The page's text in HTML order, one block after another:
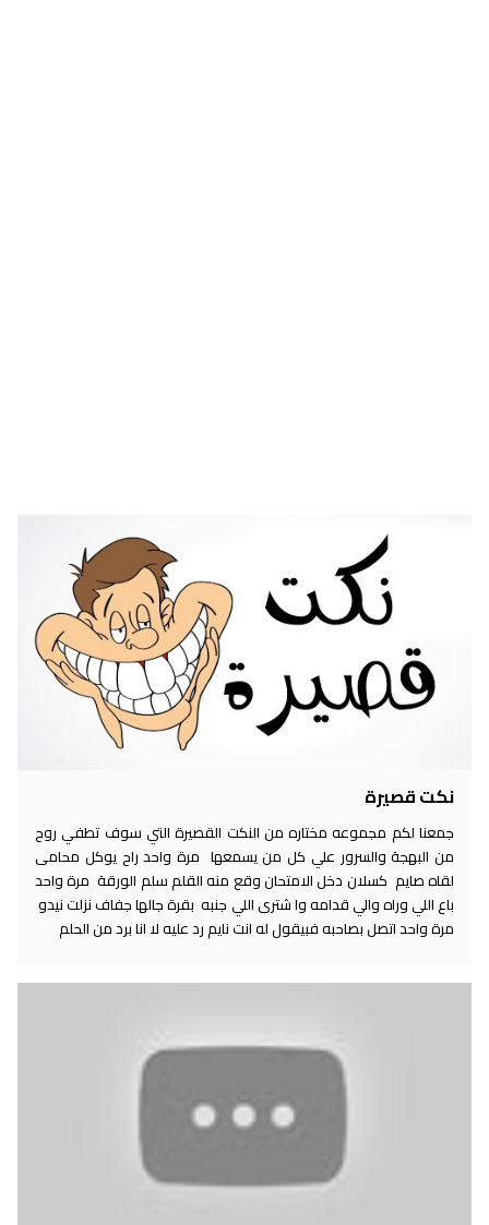
نكت قصيرة
جمعنا لكم مجموعه مختاره من النكت القصيرة التي سوف تطفي روح
من البهجة والسرور علي كل من يسمعها مرة واحد راح يوكل محامى
لقاه صايم كسلان دخل الامتحان وقع منه القلم سلم الورقة مرة واحد
باع اللي وراه والي قدامه وا شترى اللي جنبه بقرة جالها جفاف نزلت نيدو
مرة واحد اتصل بصاحبه فبيقول له انت نايم رد عليه لا انا برد من الحلم